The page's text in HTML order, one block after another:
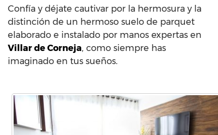
Confía y déjate cautivar por la hermosura y la
distinción de un hermoso suelo de parquet
elaborado e instalado por manos expertas en
Villar de Corneja, como siempre has
imaginado en tus sueños.